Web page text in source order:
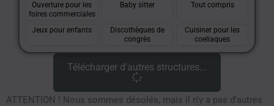
Ouverture pour les
foires commerciales
Baby sitter Tout compris
Jeux pour enfants
Discothèques de
congrès
Cuisiner pour les
coeliaques
Télécharger d'autres structures...
ATTENTION ! Nous sommes désolés, mais il n'y a pas d'autres